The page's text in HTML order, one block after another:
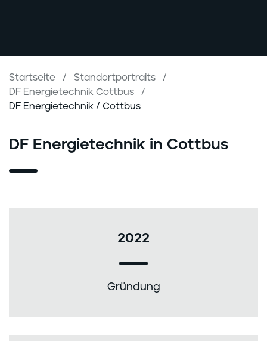
Startseite
Standortportraits
DF Energietechnik Cottbus
DF Energietechnik / Cottbus
DF Energietechnik in Cottbus
2022
Gründung